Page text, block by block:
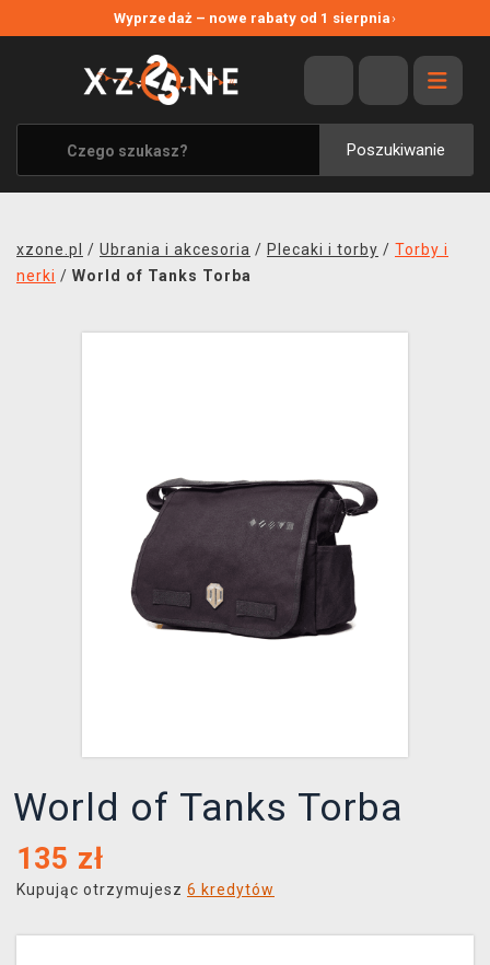
Wyprzedaż – nowe rabaty od 1 sierpnia›
Poszukiwanie
WYPRZEDAŻ
WSZYSTKIE MARKI
XZONE ORIGINALS
UBRANIA I AKCESORIA
SOUNDTRACKI
xzone.pl / Ubrania i akcesoria / Plecaki i torby / Torby i
nerki / World of Tanks Torba
World of Tanks Torba
135 zł
Kupując otrzymujesz 6 kredytów